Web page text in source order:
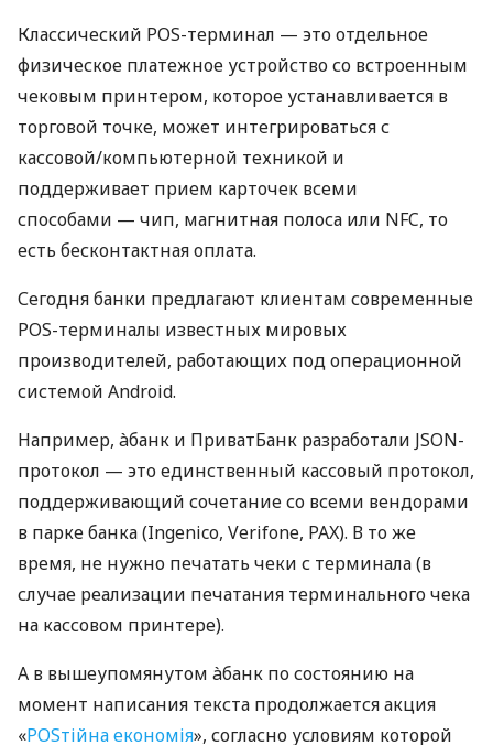
Классический POS-терминал — это отдельное
физическое платежное устройство со встроенным
чековым принтером, которое устанавливается в
торговой точке, может интегрироваться с
кассовой/компьютерной техникой и
поддерживает прием карточек всеми
способами — чип, магнитная полоса или NFC, то
есть бесконтактная оплата.
Сегодня банки предлагают клиентам современные
POS-терминалы известных мировых
производителей, работающих под операционной
системой Android.
Например, àбанк и ПриватБанк разработали JSON-
протокол — это единственный кассовый протокол,
поддерживающий сочетание со всеми вендорами
в парке банка (Ingenico, Verifone, PAX). В то же
время, не нужно печатать чеки с терминала (в
случае реализации печатания терминального чека
на кассовом принтере).
А в вышеупомянутом àбанк по состоянию на
момент написания текста продолжается акция
«POSтійна економія», согласно условиям которой